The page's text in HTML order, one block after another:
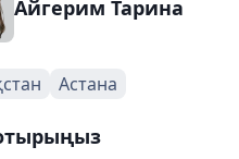
Айгерим Тарина
Астана